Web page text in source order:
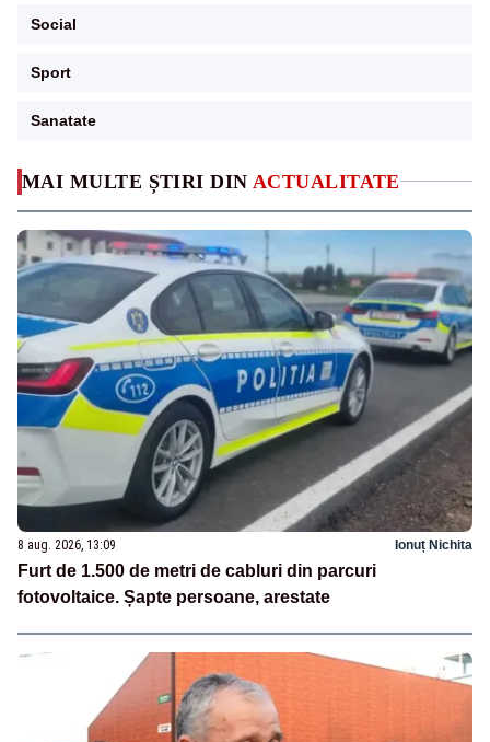
MAI MULTE ȘTIRI DIN ACTUALITATE
8 aug. 2026, 13:09 Ionuț Nichita
Furt de 1.500 de metri de cabluri din parcuri
fotovoltaice. Șapte persoane, arestate
Social
Sport
Sanatate